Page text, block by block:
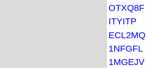
OTXQ8F
ITYITP
ECL2MQ
1NFGFL
1MGEJV